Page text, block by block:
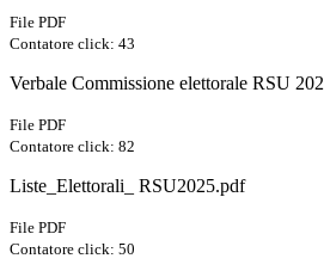
File PDF
Contatore click: 43
Verbale Commissione elettorale RSU
File PDF
Contatore click: 82
Liste_Elettorali_ RSU2025.pdf
File PDF
Contatore click: 50